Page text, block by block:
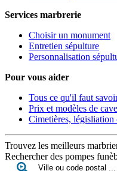
Services marbrerie
Choisir un monument
Entretien sépulture
Personnalisation
Pour vous aider
Tous ce qu'il faut
Prix et modèles de
Cimetières, législiation
Trouvez les meilleurs
Rechercher des pompes